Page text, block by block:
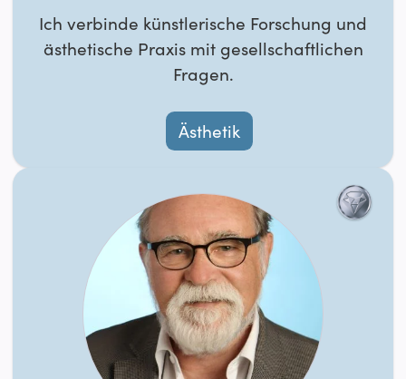
Ich verbinde künstlerische Forschung und
ästhetische Praxis mit gesellschaftlichen
Fragen.
Ästhetik